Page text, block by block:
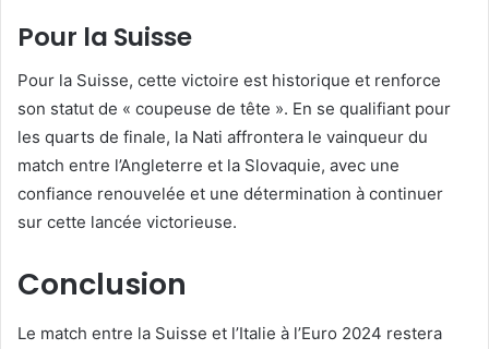
Pour la Suisse
Pour la Suisse, cette victoire est historique et renforce
son statut de « coupeuse de tête ». En se qualifiant pour
les quarts de finale, la Nati affrontera le vainqueur du
match entre l’Angleterre et la Slovaquie, avec une
confiance renouvelée et une détermination à continuer
sur cette lancée victorieuse.
Conclusion
Le match entre la Suisse et l’Italie à l’Euro 2024 restera